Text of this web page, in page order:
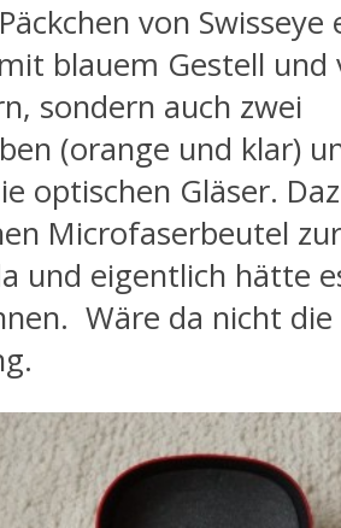
von
blauem Gestell und
sondern auch zwei
(orange und klar)
optischen Gläser.
Microfaserbeutel
und eigentlich hätte
Wäre da nicht die